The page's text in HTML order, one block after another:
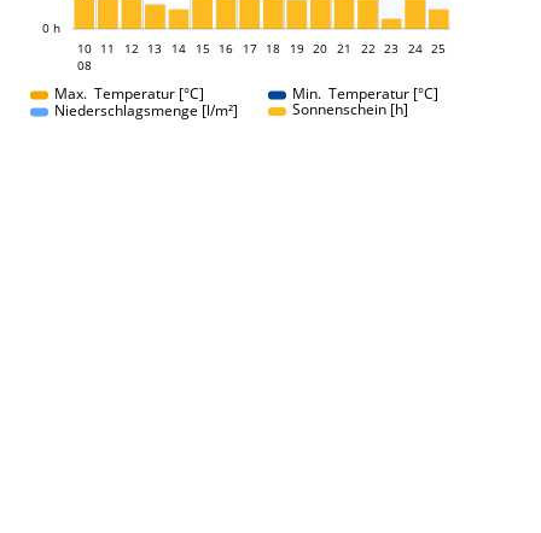
0 h
10
10
08
11 12 13 14 15 16 17 18 19 20 21 22 23 24 25
Max. Temperatur [°C]
Min. Temperatur [°C]
Niederschlagsmenge [l/m²]
Sonnenschein [h]